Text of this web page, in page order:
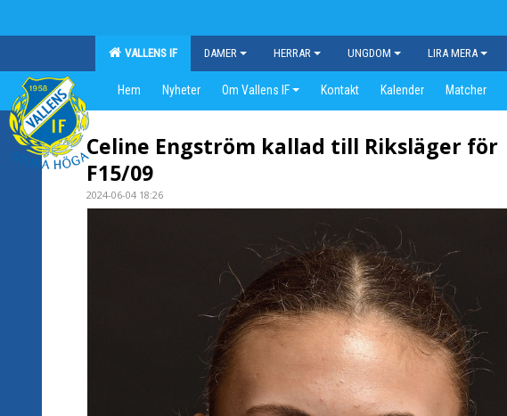
VALLENS IF DAMER HERRAR UNGDOM LIRA MERA
Hem Nyheter Om Vallens IF Kontakt Kalender Matcher
Celine Engström kallad till Riksläger för
F15/09
2024-06-04 18:26